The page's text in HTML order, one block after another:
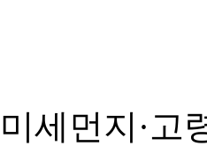
세먼지·고